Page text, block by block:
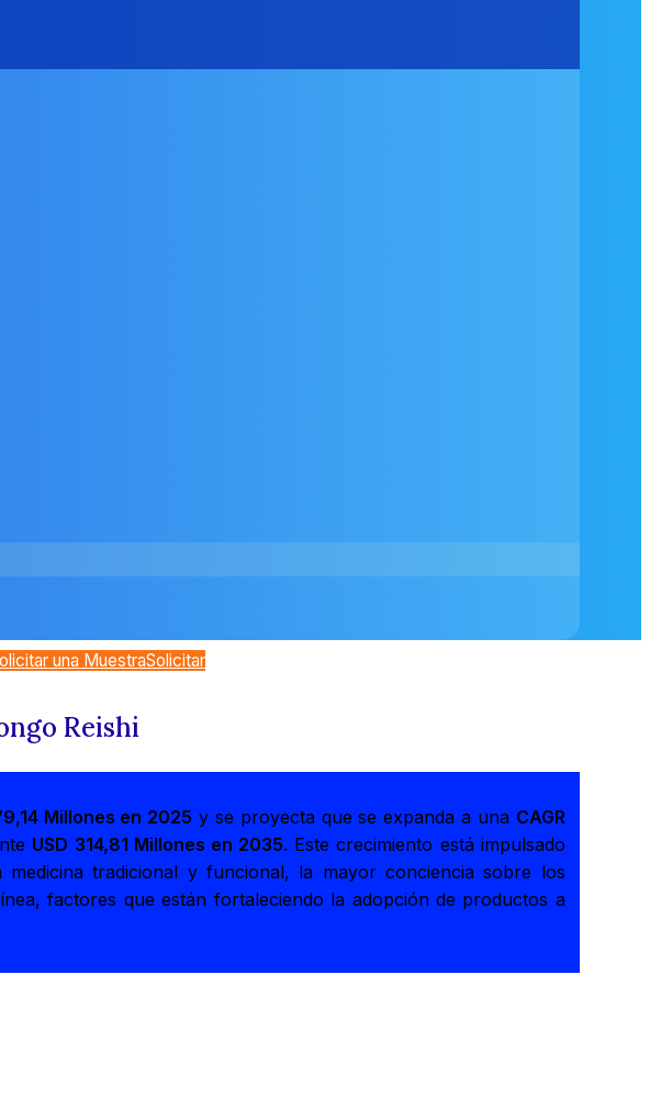
una MuestraSolicitar
Reishi
Millones en 2025 y se proyecta que se expanda a una CAGR
USD 314,81 Millones en 2035. Este crecimiento está impulsado
tradicional y funcional, la mayor conciencia sobre los
factores que están fortaleciendo la adopción de productos a